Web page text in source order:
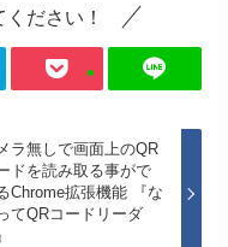
ださい！
ラ無しで画面上のQR
ドを読み取る事がで
Chrome拡張機能 『な
てQRコードリーダ